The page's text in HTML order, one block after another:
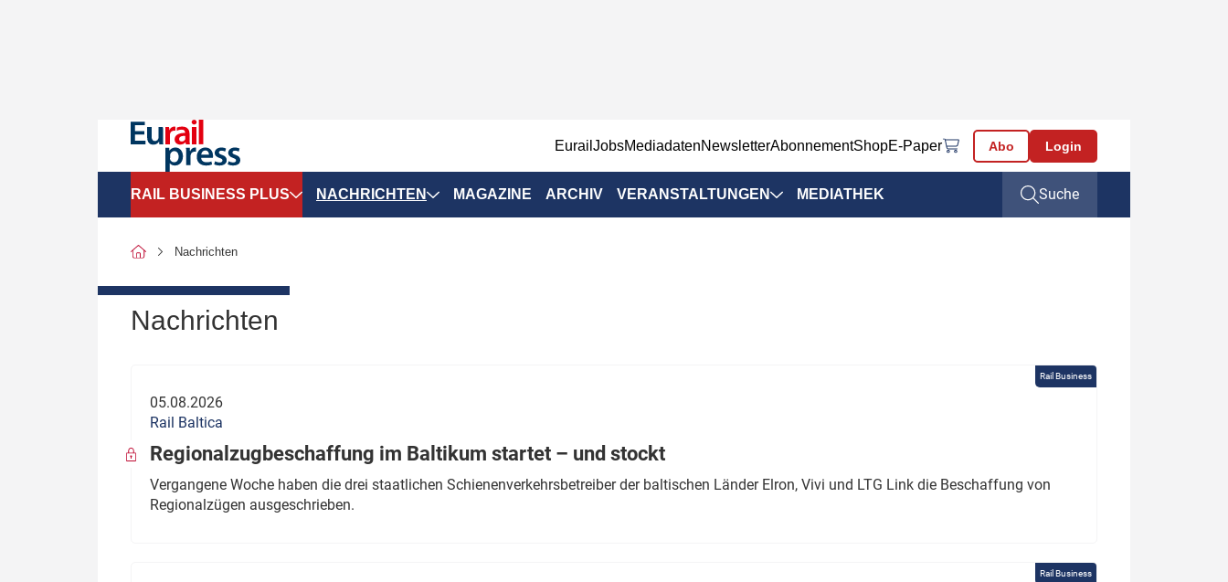
EurailJobsMediadatenNewsletterAbonnementShopE-Paper Abo Login
RAIL BUSINESS PLUS
SPNV-Marktdaten
Politik
Verbände: Wer spricht für
wen?
NACHRICHTEN
Infrastruktur & Ausrüstung
ÖPNV
MAGAZINE ARCHIV VERANSTALTUNGEN MEDIATHEK Suche
Nachrichten
Nachrichten
Rail Business
05.08.2026
Rail Baltica
Regionalzugbeschaffung im Baltikum startet – und stockt
Vergangene Woche haben die drei staatlichen Schienenverkehrsbetreiber der baltischen Länder Elron, Vivi und LTG Link die Beschaffung von
Regionalzügen ausgeschrieben.
Rail Business